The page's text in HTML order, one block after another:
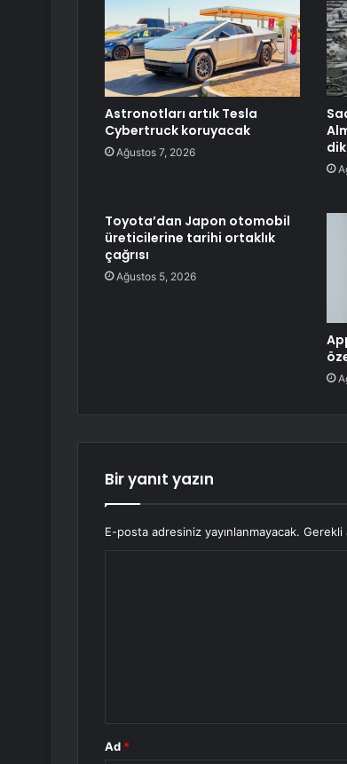
Astronotları artık Tesla
Cybertruck koruyacak
Ağustos 7, 2026
Toyota’dan Japon otomobil
üreticilerine tarihi ortaklık
çağrısı
Ağustos 5, 2026
Bir yanıt yazın
E-posta adresiniz yayınlanmayacak. Gerekli
Ad *